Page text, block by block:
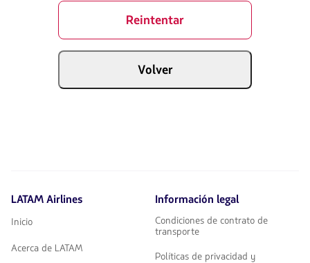
Reintentar
Volver
LATAM Airlines
Inicio
Acerca de LATAM
Información legal
Condiciones de contrato de
transporte
Políticas de privacidad y